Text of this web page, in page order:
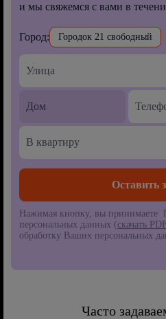
и мы свяжемся с вами в
Город: Городок 21 свободный
В квартиру
Нажимая кнопку, вы принимаете
персональных данных (скачать PDF
обработку Ваших персональных
Часто